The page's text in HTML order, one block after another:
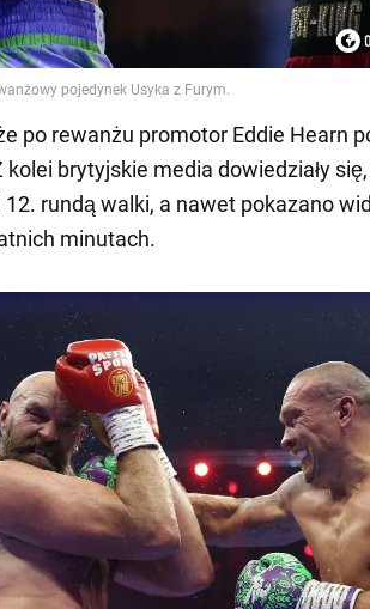
po rewanżu promotor Eddie Hearn
kolei brytyjskie media dowiedziały
rundą walki, a nawet pokazano
minutach.